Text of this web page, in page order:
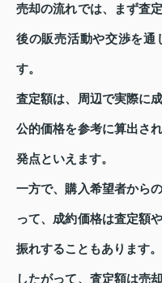
売却の流れでは、まず査
後の販売活動や交渉を通
す。
査定額は、周辺で実際に
公的価格を参考に算出さ
発点といえます。
一方で、購入希望者から
って、成約価格は査定額
振れすることもあります。
したがって、査定額は売